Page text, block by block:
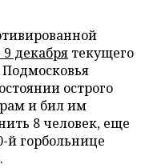
декабря текущего
острого
и бил им
8 человек, еще
й горбольнице